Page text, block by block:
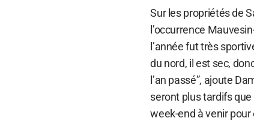
Sur les propriétés de
l’occurrence
l’année fut très
du nord, il est sec,
l’an passé”, ajoute
seront plus tardifs
week-end à venir pour